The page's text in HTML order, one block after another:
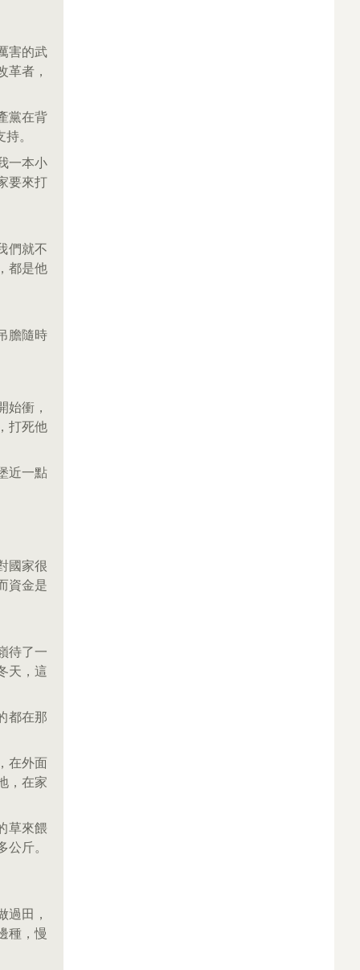
害的武
革者，
黨在背
。
一本小
要來打
們就不
都是他
膽隨時
始衝，
打死他
近一點
國家很
資金是
待了一
天，這
都在那
在外面
，在家
草來餵
斤。
過田，
種，慢